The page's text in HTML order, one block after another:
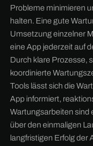
Probleme minimieren
halten. Eine gute
Umsetzung einzelner
eine App jederzeit auf
Durch klare Prozesse,
koordinierte
Tools lässt sich die
App informiert,
Wartungsarbeiten sind
über den einmaligen
langfristigen Erfolg der